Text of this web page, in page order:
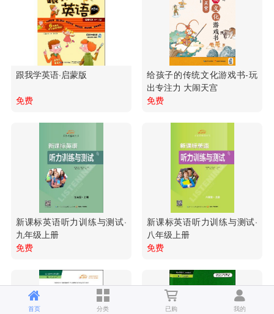
跟我学英语·启蒙版
免费
给孩子的传统文化游戏书-玩
出专注力 大闹天宫
免费
新课标英语听力训练与测试·
九年级上册
免费
新课标英语听力训练与测试·
八年级上册
免费
首页 分类 已购 我的